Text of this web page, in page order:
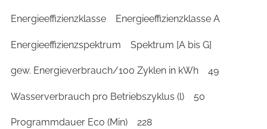
Energieeffizienzklasse Energieeffizienzklasse A
Energieeffizienzspektrum Spektrum [A bis G]
gew. Energieverbrauch/100 Zyklen in kWh 49
Wasserverbrauch pro Betriebszyklus (l) 50
Programmdauer Eco (Min) 228